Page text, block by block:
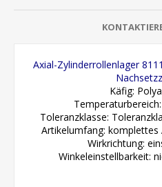
Axial-Zylinderrollenlager
Käfig:
Toleranzklasse:
Artikelumfang: komplettes
Wirkrichtung:
Winkeleinstellbarkeit: